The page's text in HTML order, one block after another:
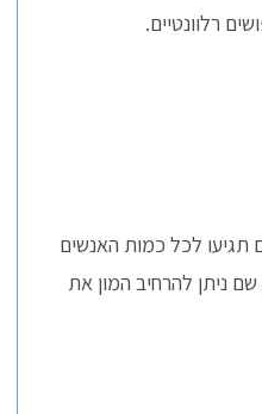
רלוונטיים.
תגיעו לכל כמות האנשים
ניתן להרחיב המון את